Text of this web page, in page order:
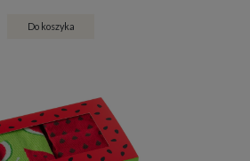
Do koszyka